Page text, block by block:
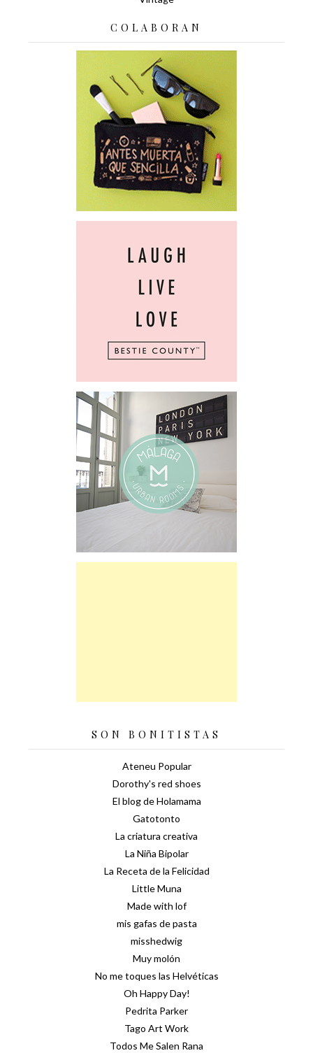
COLABORAN
SON BONITISTAS
Ateneu Popular
Dorothy's red shoes
El blog de Holamama
Gatotonto
La criatura creativa
La Niña Bipolar
La Receta de la Felicidad
Little Muna
Made with lof
mis gafas de pasta
misshedwig
Muy molón
No me toques las Helvéticas
Oh Happy Day!
Pedrita Parker
Tago Art Work
Todos Me Salen Rana